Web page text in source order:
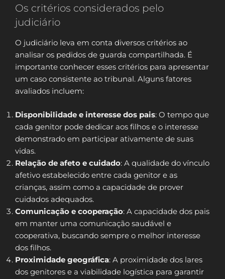
Os critérios considerados pelo
judiciário
O judiciário leva em conta diversos critérios ao
analisar os pedidos de guarda compartilhada. É
importante conhecer esses critérios para apresentar
um caso consistente ao tribunal. Alguns fatores
avaliados incluem:
Disponibilidade e interesse dos pais: O tempo que
cada genitor pode dedicar aos filhos e o interesse
demonstrado em participar ativamente de suas
vidas.
Relação de afeto e cuidado: A qualidade do vínculo
afetivo estabelecido entre cada genitor e as
crianças, assim como a capacidade de prover
cuidados adequados.
Comunicação e cooperação: A capacidade dos pais
em manter uma comunicação saudável e
cooperativa, buscando sempre o melhor interesse
dos filhos.
Proximidade geográfica: A proximidade dos lares
dos genitores e a viabilidade logística para garantir